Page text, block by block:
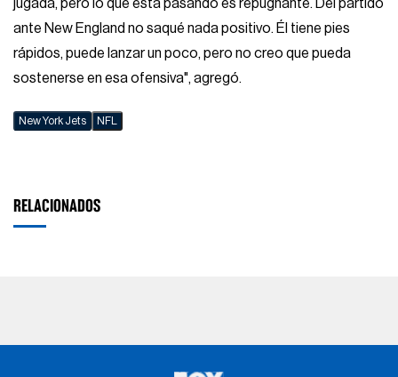
jugada, pero lo que está pasando es repugnante. Del partido
ante New England no saqué nada positivo. Él tiene pies
rápidos, puede lanzar un poco, pero no creo que pueda
sostenerse en esa ofensiva", agregó.
New York Jets NFL
RELACIONADOS